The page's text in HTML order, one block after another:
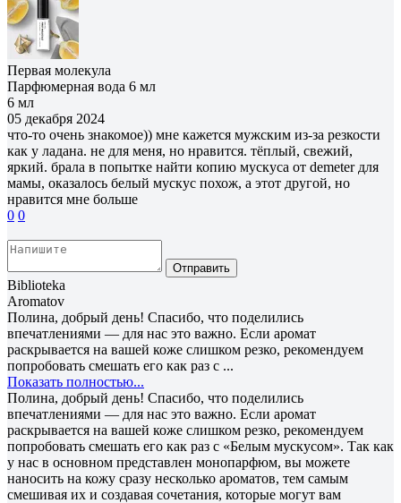
Первая молекула
Парфюмерная вода 6 мл
6 мл
05 декабря 2024
что-то очень знакомое)) мне кажется мужским из-за резкости
как у ладана. не для меня, но нравится. тёплый, свежий,
яркий. брала в попытке найти копию мускуса от demeter для
мамы, оказалось белый мускус похож, а этот другой, но
нравится мне больше
0 0
Отправить
Biblioteka
Aromatov
Полина, добрый день! Спасибо, что поделились
впечатлениями — для нас это важно. Если аромат
раскрывается на вашей коже слишком резко, рекомендуем
попробовать смешать его как раз с ...
Показать полностью...
Полина, добрый день! Спасибо, что поделились
впечатлениями — для нас это важно. Если аромат
раскрывается на вашей коже слишком резко, рекомендуем
попробовать смешать его как раз с «Белым мускусом». Так как
у нас в основном представлен монопарфюм, вы можете
наносить на кожу сразу несколько ароматов, тем самым
смешивая их и создавая сочетания, которые могут вам